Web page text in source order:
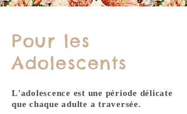
Pour les
Adolescents
L'adolescence est une période délicate
que chaque adulte a traversée.